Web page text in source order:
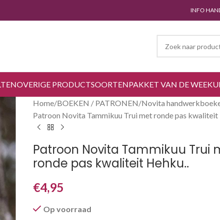
INFO
OVERIGE PRODUCTSOORTENPAKKET VAN DE WEEK
Home BOEKEN / PATRONEN Novita
Patroon Novita Tammikuu Trui met ronde pas kwaliteit
Patroon Novita Tammikuu Trui
ronde pas kwaliteit Hehku..
€4,95
Op voorraad